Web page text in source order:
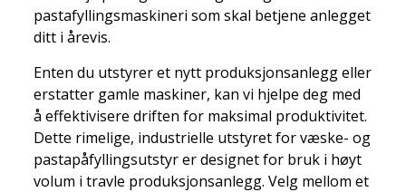
pastafyllingsmaskineri som skal betjene anlegget
ditt i årevis.
Enten du utstyrer et nytt produksjonsanlegg eller
erstatter gamle maskiner, kan vi hjelpe deg med
å effektivisere driften for maksimal produktivitet.
Dette rimelige, industrielle utstyret for væske- og
pastapåfyllingsutstyr er designet for bruk i høyt
volum i travle produksjonsanlegg. Velg mellom et